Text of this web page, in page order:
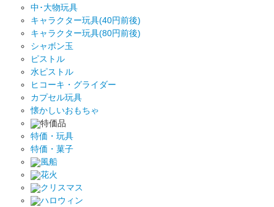
中･大物玩具
キャラクター玩具(40円前後)
キャラクター玩具(80円前後)
シャボン玉
ピストル
水ピストル
ヒコーキ・グライダー
カプセル玩具
懐かしいおもちゃ
特価品
特価・玩具
特価・菓子
風船
花火
クリスマス
ハロウィン